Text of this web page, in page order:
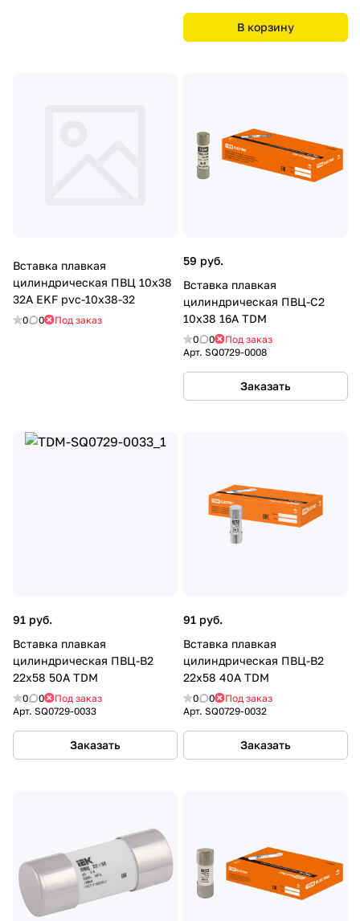
В корзину
Вставка плавкая
цилиндрическая ПВЦ 10х38
32А EKF pvc-10x38-32
0 0 Под заказ
59 руб.
Вставка плавкая
цилиндрическая ПВЦ-С2
10х38 16А TDM
0 0
Под заказ
Арт. SQ0729-0008
Заказать
91 руб.
Вставка плавкая
цилиндрическая ПВЦ-B2
22х58 50А TDM
0 0
Под заказ
Арт. SQ0729-0033
Заказать
91 руб.
Вставка плавкая
цилиндрическая ПВЦ-B2
22х58 40А TDM
0 0
Под заказ
Арт. SQ0729-0032
Заказать